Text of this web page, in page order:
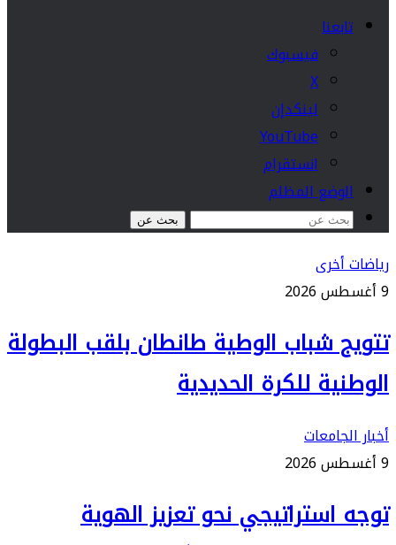
تابعنا
فيسبوك
‫X
لينكدإن
‫YouTube
انستقرام
الوضع المظلم
بحث عن
رياضات أخرى
9 أغسطس 2026
تتويج شباب الوطية طانطان بلقب البطولة
الوطنية للكرة الحديدية
أخبار الجامعات
9 أغسطس 2026
توجه استراتيجي نحو تعزيز الهوية